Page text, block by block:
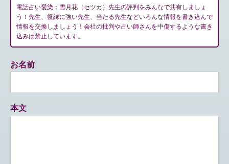
電話占い愛染：雪月花（セツカ）先生の評判をみんなで共有しましょ
う！先生、復縁に強い先生、当たる先生などいろんな情報を書き込んで
情報を交換しましょう！会社の批判や占い師さんを中傷するような書き
込みは禁止しています。
お名前
本文